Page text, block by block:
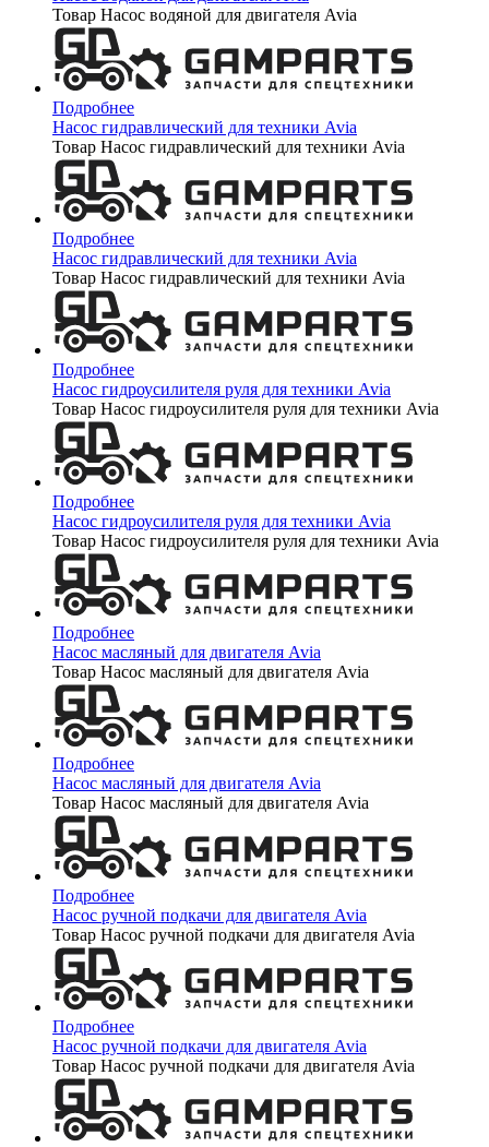
Товар Насос водяной для двигателя Avia
Подробнее
Насос гидравлический для техники Avia
Товар Насос гидравлический для техники Avia
Подробнее
Насос гидравлический для техники Avia
Товар Насос гидравлический для техники Avia
Подробнее
Насос гидроусилителя руля для техники Avia
Товар Насос гидроусилителя руля для техники Avia
Подробнее
Насос гидроусилителя руля для техники Avia
Товар Насос гидроусилителя руля для техники Avia
Подробнее
Насос масляный для двигателя Avia
Товар Насос масляный для двигателя Avia
Подробнее
Насос масляный для двигателя Avia
Товар Насос масляный для двигателя Avia
Подробнее
Насос ручной подкачи для двигателя Avia
Товар Насос ручной подкачи для двигателя Avia
Подробнее
Насос ручной подкачи для двигателя Avia
Товар Насос ручной подкачи для двигателя Avia